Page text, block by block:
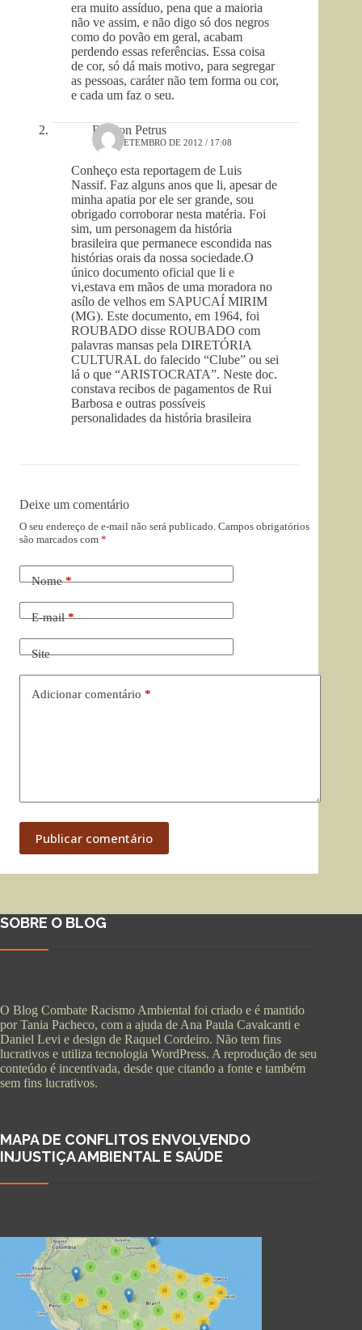
era muito assíduo, pena que a maioria
não ve assim, e não digo só dos negros
como do povão em geral, acabam
perdendo essas referências. Essa coisa
de cor, só dá mais motivo, para segregar
as pessoas, caráter não tem forma ou cor,
e cada um faz o seu.
Robson Petrus
16 DE SETEMBRO DE 2012 / 17:08
Conheço esta reportagem de Luis
Nassif. Faz alguns anos que li, apesar de
minha apatia por ele ser grande, sou
obrigado corroborar nesta matéria. Foi
sim, um personagem da história
brasileira que permanece escondida nas
histórias orais da nossa sociedade.O
único documento oficial que li e
vi,estava em mãos de uma moradora no
asílo de velhos em SAPUCAÍ MIRIM
(MG). Este documento, em 1964, foi
ROUBADO disse ROUBADO com
palavras mansas pela DIRETÓRIA
CULTURAL do falecido “Clube” ou sei
lá o que “ARISTOCRATA”. Neste doc.
constava recibos de pagamentos de Rui
Barbosa e outras possíveis
personalidades da história brasileira
Deixe um comentário
O seu endereço de e-mail não será publicado. Campos obrigatórios
são marcados com *
Nome*
E-mail*
Site
Adicionar comentário *
Publicar comentário
SOBRE O BLOG
O Blog Combate Racismo Ambiental foi criado e é mantido
por Tania Pacheco, com a ajuda de Ana Paula Cavalcanti e
Daniel Levi e design de Raquel Cordeiro. Não tem fins
lucrativos e utiliza tecnologia WordPress. A reprodução de seu
conteúdo é incentivada, desde que citando a fonte e também
sem fins lucrativos.
MAPA DE CONFLITOS ENVOLVENDO
INJUSTIÇA AMBIENTAL E SAÚDE